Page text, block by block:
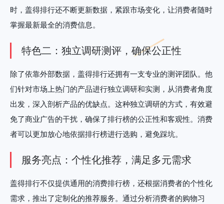
时，盖得排行还不断更新数据，紧跟市场变化，让消费者随时
掌握最新最全的消费信息。
特色二：独立调研测评，确保公正性
除了依靠外部数据，盖得排行还拥有一支专业的测评团队。他
们针对市场上热门的产品进行独立调研和实测，从消费者角度
出发，深入剖析产品的优缺点。这种独立调研的方式，有效避
免了商业广告的干扰，确保了排行榜的公正性和客观性。消费
者可以更加放心地依据排行榜进行选购，避免踩坑。
服务亮点：个性化推荐，满足多元需求
盖得排行不仅提供通用的消费排行榜，还根据消费者的个性化
需求，推出了定制化的推荐服务。通过分析消费者的购物习